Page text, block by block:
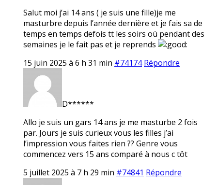
Salut moi j’ai 14 ans ( je suis une fille)je me
masturbre depuis l’année dernière et je fais sa de
temps en temps defois tt les soirs où pendant des
semaines je le fait pas et je reprends
15 juin 2025 à 6 h 31 min #74174 Répondre
D******
Allo je suis un gars 14 ans je me masturbe 2 fois
par. Jours je suis curieux vous les filles j’ai
l’impression vous faites rien ?? Genre vous
commencez vers 15 ans comparé à nous c tôt
5 juillet 2025 à 7 h 29 min #74841 Répondre